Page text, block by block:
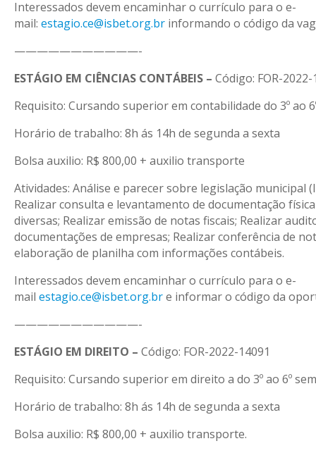
Interessados devem encaminhar o currículo para o e-
mail: estagio.ce@isbet.org.br informando o código da
———————————-
ESTÁGIO EM CIÊNCIAS CONTÁBEIS – Código: FOR-
Requisito: Cursando superior em contabilidade do 3º ao
Horário de trabalho: 8h ás 14h de segunda a sexta
Bolsa auxilio: R$ 800,00 + auxilio transporte
Atividades: Análise e parecer sobre legislação municipal
Realizar consulta e levantamento de documentação
diversas; Realizar emissão de notas fiscais; Realizar
documentações de empresas; Realizar conferência de
elaboração de planilha com informações contábeis.
Interessados devem encaminhar o currículo para o e-
mail estagio.ce@isbet.org.bre informar o código da
———————————-
ESTÁGIO EM DIREITO – Código: FOR-2022-14091
Requisito: Cursando superior em direito a do 3º ao 6º
Horário de trabalho: 8h ás 14h de segunda a sexta
Bolsa auxilio: R$ 800,00 + auxilio transporte.